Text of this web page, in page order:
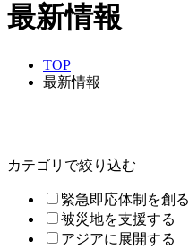
最新情報
TOP
最新情報
カテゴリで絞り込む
緊急即応体制を創る
被災地を支援する
アジアに展開する